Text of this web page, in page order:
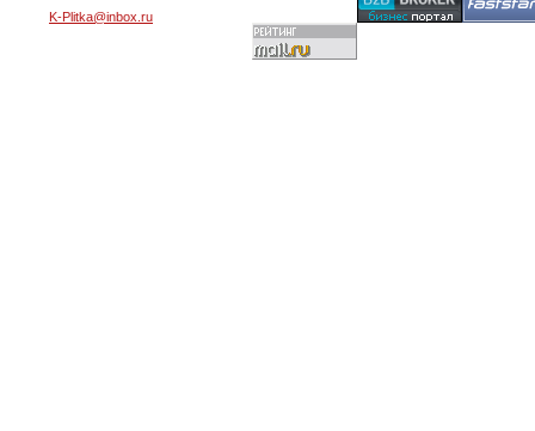
K-Plitka@inbox.ru